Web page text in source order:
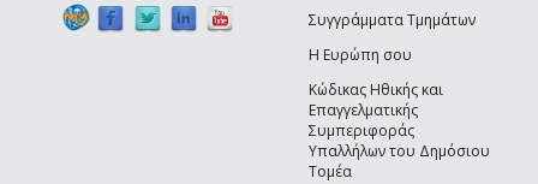
Συγγράμματα Τμημάτων
Η Ευρώπη σου
Κώδικας Ηθικής και
Επαγγελματικής
Συμπεριφοράς
Υπαλλήλων του Δημόσιου
Τομέα